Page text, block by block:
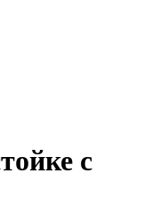
с